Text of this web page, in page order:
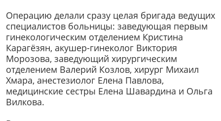
Операцию делали сразу целая бригада ведущих
специалистов больницы: заведующая первым
гинекологическим отделением Кристина
Карагёзян, акушер-гинеколог Виктория
Морозова, заведующий хирургическим
отделением Валерий Козлов, хирург Михаил
Хмара, анестезиолог Елена Павлова,
медицинские сестры Елена Шавардина и Ольга
Вилкова.